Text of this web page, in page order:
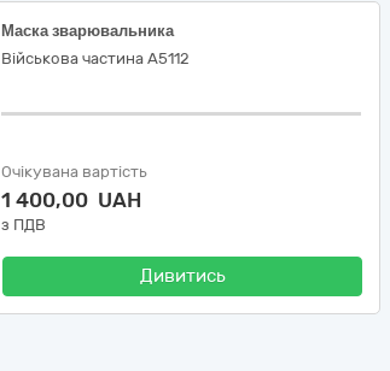
Маска зварювальника
Військова частина А5112
Очікувана вартість
1 400,00 UAH
з ПДВ
Дивитись